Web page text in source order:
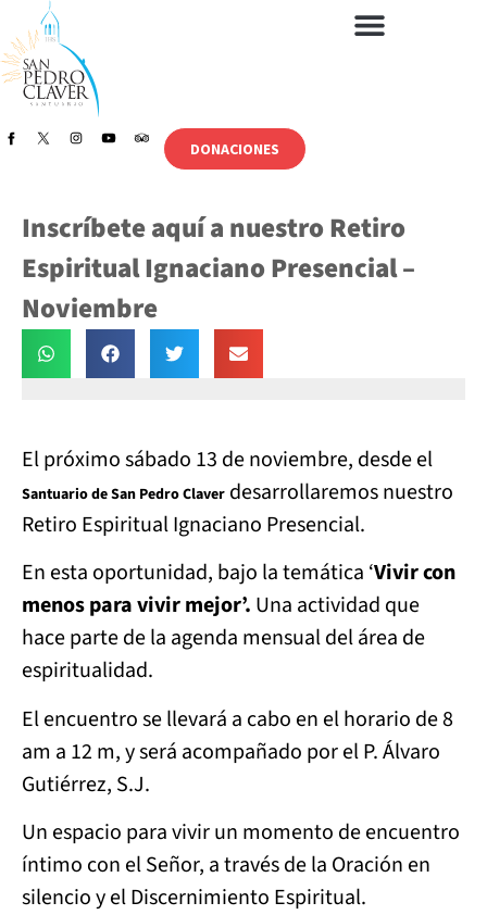
DONACIONES
Inscríbete aquí a nuestro Retiro
Espiritual Ignaciano Presencial –
Noviembre
El próximo sábado 13 de noviembre, desde el
Santuario de San Pedro Claver desarrollaremos nuestro
Retiro Espiritual Ignaciano Presencial.
En esta oportunidad, bajo la temática ‘Vivir con
menos para vivir mejor’. Una actividad que
hace parte de la agenda mensual del área de
espiritualidad.
El encuentro se llevará a cabo en el horario de 8
am a 12 m, y será acompañado por el P. Álvaro
Gutiérrez, S.J.
Un espacio para vivir un momento de encuentro
íntimo con el Señor, a través de la Oración en
silencio y el Discernimiento Espiritual.